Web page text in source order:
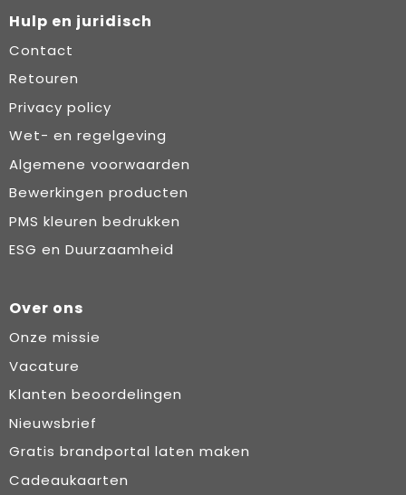
Hulp en juridisch
Contact
Retouren
Privacy policy
Wet- en regelgeving
Algemene voorwaarden
Bewerkingen producten
PMS kleuren bedrukken
ESG en Duurzaamheid
Over ons
Onze missie
Vacature
Klanten beoordelingen
Nieuwsbrief
Gratis brandportal laten maken
Cadeaukaarten